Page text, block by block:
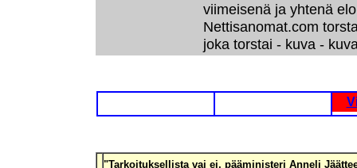
viimeisenä ja yhtenä
Nettisanomat.com
joka torstai - kuva -
"Tarkoituksellista vai ei, pääministeri Anneli